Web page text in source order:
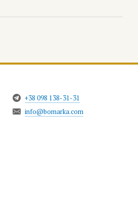
+38 098 138-31-31
info@bomarka.com